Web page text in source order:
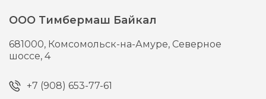
ООО Тимбермаш Байкал
681000, Комсомольск-на-Амуре, Северное
шоссе, 4
+7 (908) 653-77-61